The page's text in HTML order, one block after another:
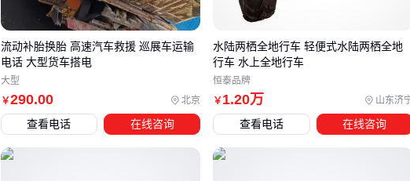
直接，但稳定性略逊于四轮设计。若经常需要短暂休息，可关
电动助行车能显著降低推行阻力，适合坡道较多的区域或长距
离出行，但需考虑电池续航和维修成本。部分高端型号配有防
风装置和照明功能，提升夜间安全性。
最终选型需平衡便携性、功能需求和预算。下一步可结合具体
型号，了解刹车系统、把手调节等配套细节是否满足实际使用
￥290.00 北京
流动补胎换胎 高速汽车救援 巡展车运输
电话 大型货车搭电
大型
查看电话 在线咨询
￥ 1.20万 山东济
水陆两栖全地行车 轻便式水陆两栖全地
行车 水上全地行车
恒泰品牌
查看电话 在线咨询